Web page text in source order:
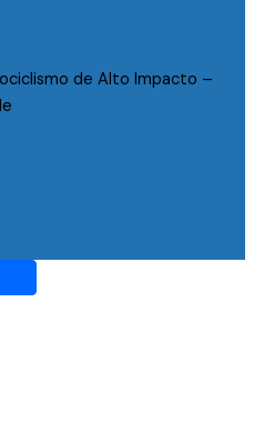
de Alto Impacto –